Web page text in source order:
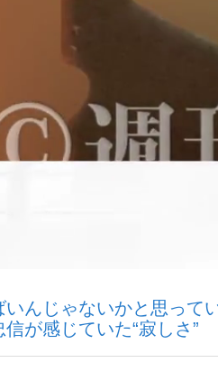
おすすめのキーワード
#
いんじゃないかと思っ
が感じていた“寂しさ”